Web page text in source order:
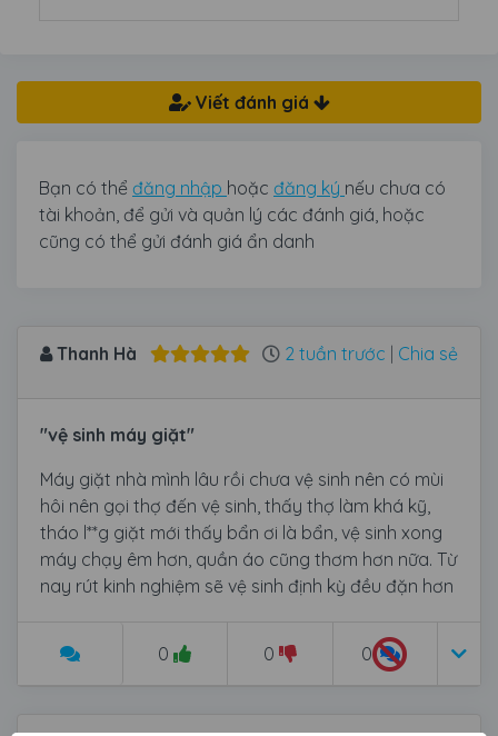
Viết đánh giá
Bạn có thể đăng nhập hoặc đăng ký nếu chưa có
tài khoản, để gửi và quản lý các đánh giá, hoặc
cũng có thể gửi đánh giá ẩn danh
Thanh Hà 2 tuần trước Chia sẻ
"vệ sinh máy giặt"
Máy giặt nhà mình lâu rồi chưa vệ sinh nên có mùi
hôi nên gọi thợ đến vệ sinh, thấy thợ làm khá kỹ,
tháo l**g giặt mới thấy bẩn ơi là bẩn, vệ sinh xong
máy chạy êm hơn, quần áo cũng thơm hơn nữa. Từ
nay rút kinh nghiệm sẽ vệ sinh định kỳ đều đặn hơn
0 0 0